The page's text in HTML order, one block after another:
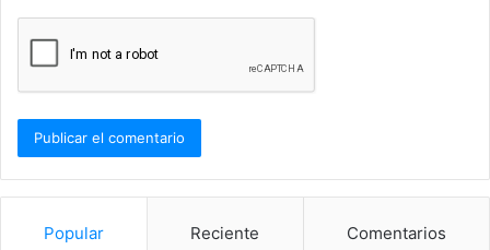
Popular Reciente Comentarios